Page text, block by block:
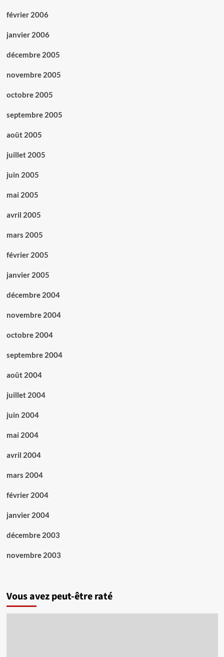
février 2006
janvier 2006
décembre 2005
novembre 2005
octobre 2005
septembre 2005
août 2005
juillet 2005
juin 2005
mai 2005
avril 2005
mars 2005
février 2005
janvier 2005
décembre 2004
novembre 2004
octobre 2004
septembre 2004
août 2004
juillet 2004
juin 2004
mai 2004
avril 2004
mars 2004
février 2004
janvier 2004
décembre 2003
novembre 2003
Vous avez peut-être raté